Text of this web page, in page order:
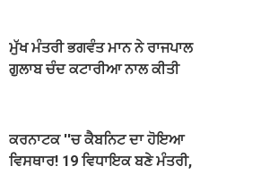
ਮੁੱਖ ਮੰਤਰੀ ਭਗਵੰਤ ਮਾਨ ਨੇ ਰਾਜਪਾਲ
ਗੁਲਾਬ ਚੰਦ ਕਟਾਰੀਆ ਨਾਲ ਕੀਤੀ
ਕਰਨਾਟਕ ''ਚ ਕੈਬਨਿਟ ਦਾ ਹੋਇਆ
ਵਿਸਥਾਰ! 19 ਵਿਧਾਇਕ ਬਣੇ ਮੰਤਰੀ,